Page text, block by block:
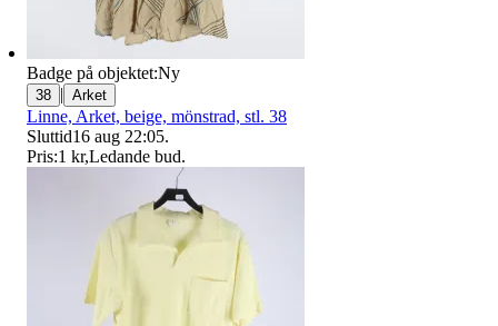
Badge på objektet:Ny
38 | Arket
Linne, Arket, beige, mönstrad, stl. 38
Sluttid16 aug 22:05.
Pris:1 kr,Ledande bud.